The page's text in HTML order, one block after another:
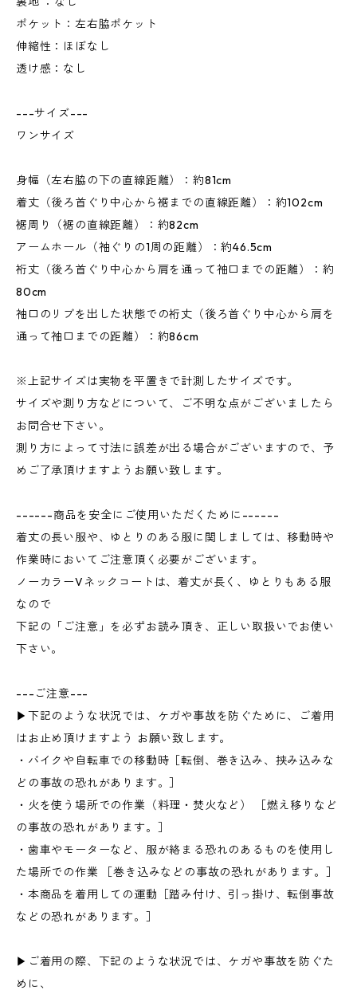
ポケット：左右脇ポケット
伸縮性：ほぼなし
透け感：なし
---サイズ---
ワンサイズ
身幅（左右脇の下の直線距離）：約81cm
着丈（後ろ首ぐり中心から裾までの直線距離）：約102cm
裾周り（裾の直線距離）：約82cm
アームホール（袖ぐりの1周の距離）：約46.5cm
裄丈（後ろ首ぐり中心から肩を通って袖口までの距離）：約
80cm
袖口のリブを出した状態での裄丈（後ろ首ぐり中心から肩を
通って袖口までの距離）：約86cm
※上記サイズは実物を平置きで計測したサイズです。
サイズや測り方などについて、ご不明な点がございましたら
お問合せ下さい。
測り方によって寸法に誤差が出る場合がございますので、予
めご了承頂けますようお願い致します。
------商品を安全にご使用いただくために------
着丈の長い服や、ゆとりのある服に関しましては、移動時や
作業時においてご注意頂く必要がございます。
ノーカラーVネックコートは、着丈が長く、ゆとりもある服
なので
下記の「ご注意」を必ずお読み頂き、正しい取扱いでお使い
下さい。
---ご注意---
▶下記のような状況では、ケガや事故を防ぐために、ご着用
はお止め頂けますよう お願い致します。
・バイクや自転車での移動時［転倒、巻き込み、挟み込みな
どの事故の恐れがあります。］
・火を使う場所での作業（料理・焚火など） ［燃え移りなど
の事故の恐れがあります。］
・歯車やモーターなど、服が絡まる恐れのあるものを使用し
た場所での作業 ［巻き込みなどの事故の恐れがあります。］
・本商品を着用しての運動［踏み付け、引っ掛け、転倒事故
などの恐れがあります。］
▶ご着用の際、下記のような状況では、ケガや事故を防ぐた
めに、